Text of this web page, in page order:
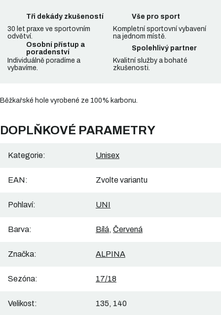
Tři dekády zkušeností
30 let praxe ve sportovním
odvětví.
Vše pro sport
Kompletní sportovní vybavení
na jednom místě.
Osobní přístup a
poradenství
Individuálně poradíme a
vybavíme.
Spolehlivý partner
Kvalitní služby a bohaté
zkušenosti.
Běžkařské hole vyrobené ze 100% karbonu.
DOPLŇKOVÉ PARAMETRY
Kategorie: Unisex
EAN: Zvolte variantu
Pohlaví: UNI
Barva: Bílá, Červená
Značka: ALPINA
Sezóna: 17/18
Velikost: 135, 140